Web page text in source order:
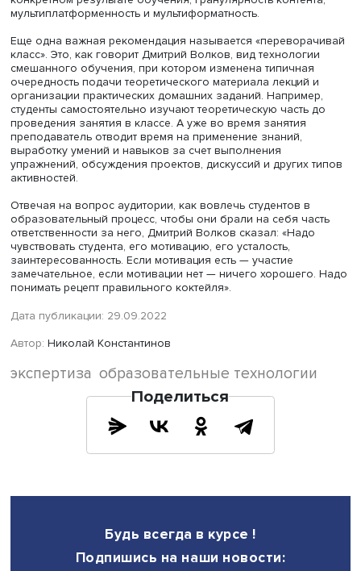
Кроме того, необходимо накапливать серьезный опыт и
использовать его для обучения. «Современное
это обучение на основании опыта. Существует три вида
обучения через опыт: деловые игры и симуляция,
реальной жизни или на рабочем месте, обучение
— отмечает эксперт. Далее нужно «перейти от
“толкать” студента к концепции “тянуть”». «Это переход
позиции “взрослый — ребенок” к позиции “взрослый
взрослый”, то есть предоставление возможности
различных решений самостоятельно при росте
ответственности», — считает Дмитрий Волков.
Еще один секрет звучит так: вовлекай через
обучение и пользовательский контент. «Во многих
бизнес-школах этот принцип — обучение друг у друга —
включен в программу дисциплин, — уточняет эксперт. —
Прошла лекция, вы создаете контент, которым студенты
обмениваются друг с другом для закрепления
мотивирует и вовлекает студентов в собственное
Следующий совет: используй микрообучение. По
Дмитрия Волкова, микрообучение — совокупность
тремя основными характеристиками: короткая
продолжительность единиц контента;
конкретном результате обучения, гранулярность
мультиплатформенность и мультиформатность.
Еще одна важная рекомендация называется
очередность подачи теоретического материала лекций
студенты самостоятельно изучают теоретическую часть
проведения занятия в классе. А уже во время занятия
преподаватель отводит время на применение знаний,